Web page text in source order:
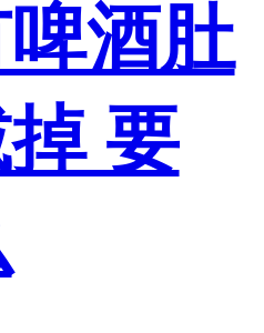
酒肚
要